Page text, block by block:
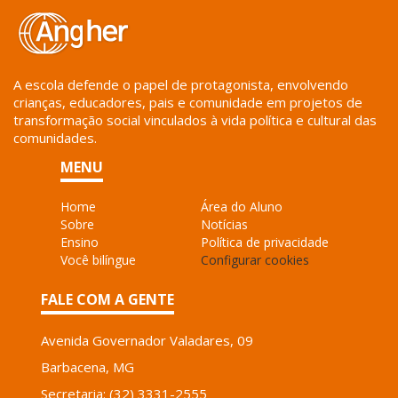
A escola defende o papel de protagonista, envolvendo
crianças, educadores, pais e comunidade em projetos de
transformação social vinculados à vida política e cultural das
comunidades.
MENU
Home
Sobre
Ensino
Você bilíngue
Área do Aluno
Notícias
Política de privacidade
Configurar cookies
FALE COM A GENTE
Avenida Governador Valadares, 09
Barbacena, MG
Secretaria: (32) 3331-2555